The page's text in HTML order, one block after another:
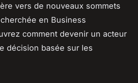
vers de nouveaux sommets
en Business
comment devenir un acteur
décision basée sur les